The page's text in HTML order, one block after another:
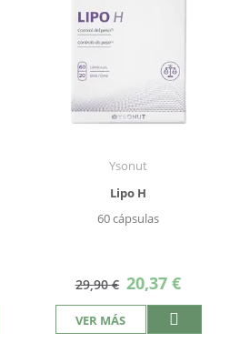
Ysonut
Lipo H
60 cápsulas
29,90 € Precio
especial
20,37 €
VER MÁS